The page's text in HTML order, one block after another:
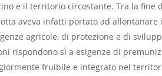
e il territorio circostante. Tra la fine
aveva infatti portato ad
agricole, di protezione e di
rispondono sì a esigenze di
fruibile e integrato nel